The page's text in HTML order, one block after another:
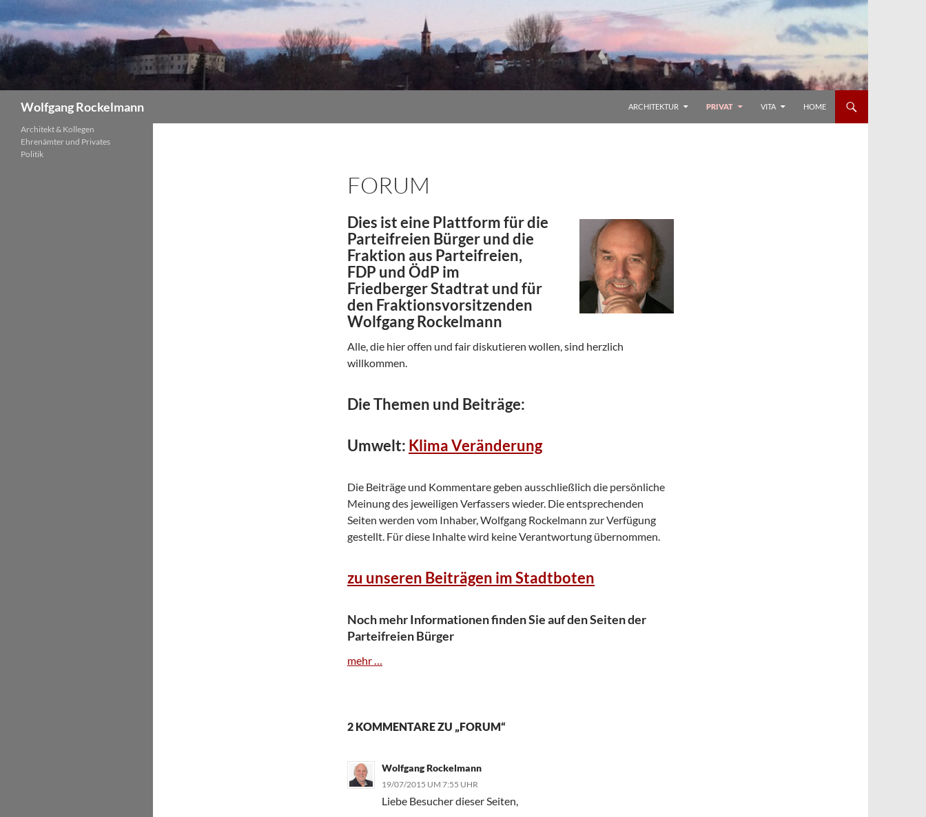
Inhalt
springen
Wolfgang Rockelmann ARCHITEKTUR PRIVAT VITA HOME
FORUM
Dies ist eine Plattform für die
Parteifreien Bürger und die
Fraktion aus Parteifreien,
FDP und ÖdP im
Friedberger Stadtrat und für
den Fraktionsvorsitzenden
Wolfgang Rockelmann
Alle, die hier offen und fair diskutieren wollen, sind herzlich
willkommen.
Die Themen und Beiträge:
Umwelt: Klima Veränderung
Die Beiträge und Kommentare geben ausschließlich die persönliche
Meinung des jeweiligen Verfassers wieder. Die entsprechenden
Seiten werden vom Inhaber, Wolfgang Rockelmann zur Verfügung
gestellt. Für diese Inhalte wird keine Verantwortung übernommen.
zu unseren Beiträgen im Stadtboten
Noch mehr Informationen finden Sie auf den Seiten der
Parteifreien Bürger
mehr …
2 KOMMENTARE ZU „FORUM“
Wolfgang Rockelmann
19/07/2015 UM 7:55 UHR
Liebe Besucher dieser Seiten,
Architekt & Kollegen
Ehrenämter und Privates
Politik